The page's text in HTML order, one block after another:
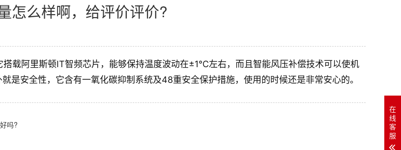
怎么样啊，给评价评价?
载阿里斯顿IT智频芯片，能够保持温度波动在±1℃左右，而且智能风压补偿技术可以使机
是安全性，它含有一氧化碳抑制系统及48重安全保护措施，使用的时候还是非常安心的。
吗?
在
线
客
服